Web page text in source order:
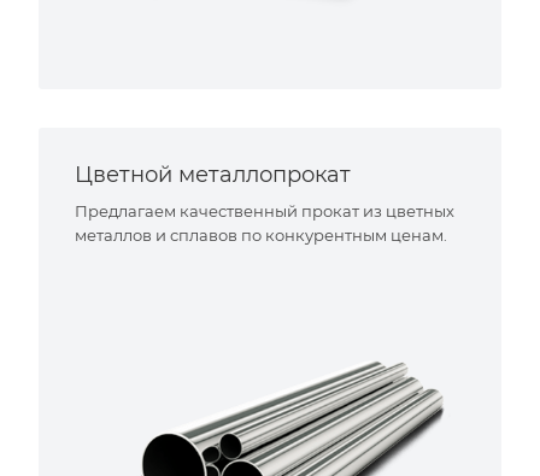
Цветной металлопрокат
Предлагаем качественный прокат из цветных
металлов и сплавов по конкурентным ценам.